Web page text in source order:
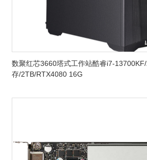
数聚红芯3660塔式工作站酷睿i7-
存/2TB/RTX4080 16G